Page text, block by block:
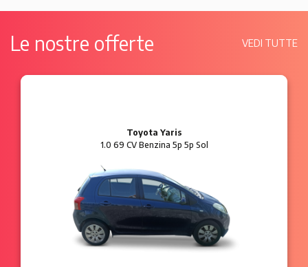
Le nostre offerte VEDI TUTTE
Ford Ka
1.2 8V 69 CV Benzina 3p Plus